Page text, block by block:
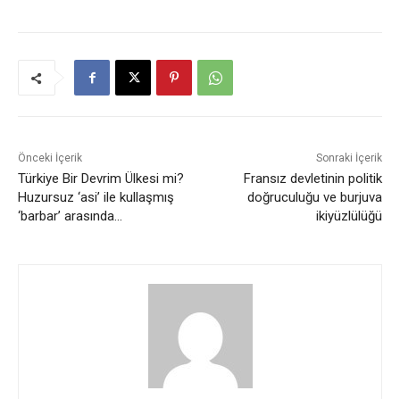
Önceki İçerik
Türkiye Bir Devrim Ülkesi mi?
Huzursuz ‘asi’ ile kullaşmış
‘barbar’ arasında…
Sonraki İçerik
Fransız devletinin politik
doğruculuğu ve burjuva
ikiyüzlülüğü